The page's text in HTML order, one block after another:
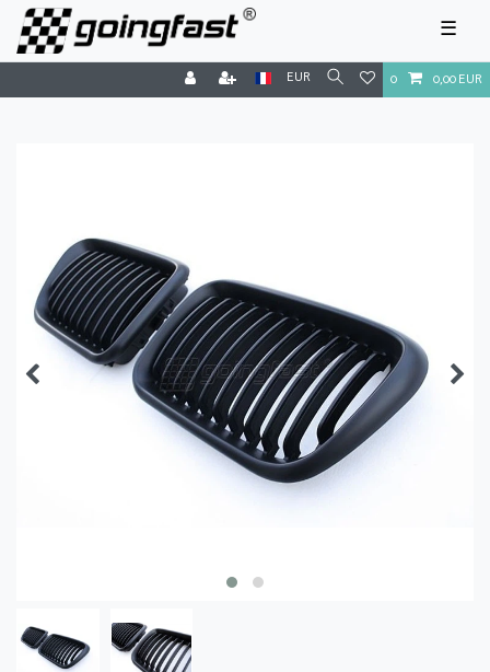
☰
EUR 0 0,00 EUR